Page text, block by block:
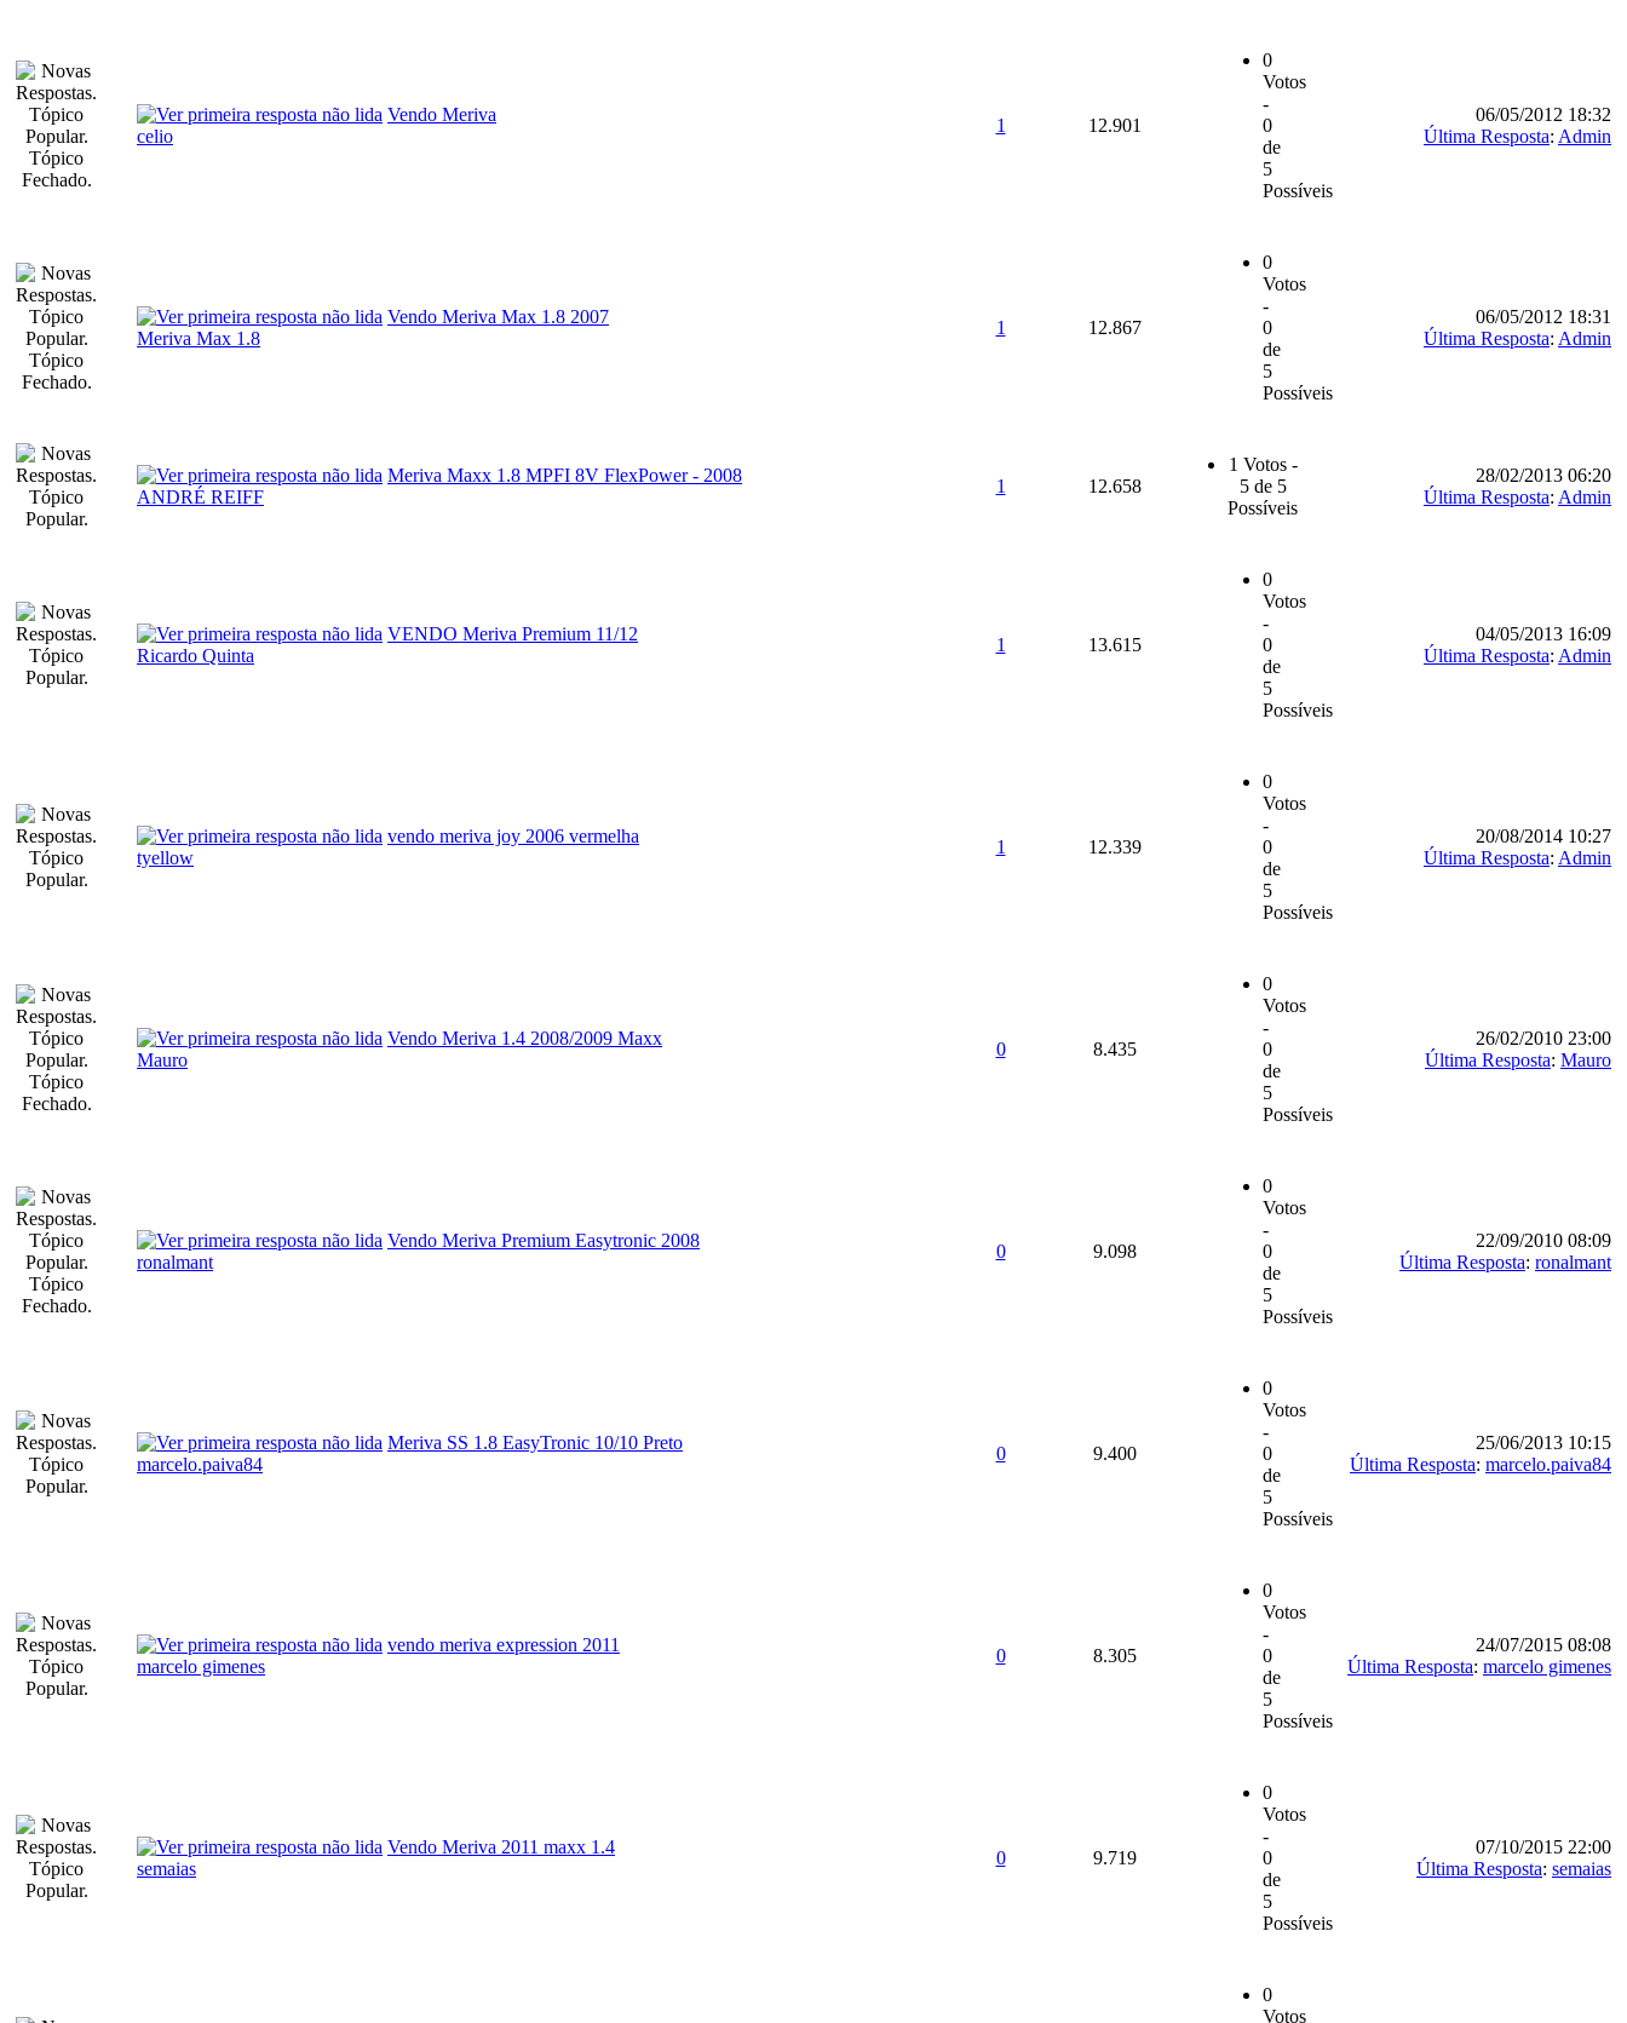
Vendo Meriva
celio
1 12.901
0
Votos
-
0
de
5
Possíveis
06/05/2012 18:32
Última Resposta: Admin
Vendo Meriva Max 1.8 2007
Meriva Max 1.8
1 12.867
0
Votos
-
0
de
5
Possíveis
06/05/2012 18:31
Última Resposta: Admin
Meriva Maxx 1.8 MPFI 8V FlexPower - 2008
ANDRÉ REIFF
1 12.658
1 Votos -
5 de 5
Possíveis
28/02/2013 06:20
Última Resposta: Admin
VENDO Meriva Premium 11/12
Ricardo Quinta
1 13.615
0
Votos
-
0
de
5
Possíveis
04/05/2013 16:09
Última Resposta: Admin
vendo meriva joy 2006 vermelha
tyellow
1 12.339
0
Votos
-
0
de
5
Possíveis
20/08/2014 10:27
Última Resposta: Admin
Vendo Meriva 1.4 2008/2009 Maxx
Mauro
0 8.435
0
Votos
-
0
de
5
Possíveis
26/02/2010 23:00
Última Resposta: Mauro
Vendo Meriva Premium Easytronic 2008
ronalmant
0 9.098
0
Votos
-
0
de
5
Possíveis
22/09/2010 08:09
Última Resposta: ronalmant
Meriva SS 1.8 EasyTronic 10/10 Preto
marcelo.paiva84
0 9.400
0
Votos
-
0
de
5
Possíveis
25/06/2013 10:15
Última Resposta: marcelo.paiva84
vendo meriva expression 2011
marcelo gimenes
0 8.305
0
Votos
-
0
de
5
Possíveis
24/07/2015 08:08
Última Resposta: marcelo gimenes
Vendo Meriva 2011 maxx 1.4
semaias
0 9.719
0
Votos
-
0
de
5
Possíveis
07/10/2015 22:00
Última Resposta: semaias
0
Votos